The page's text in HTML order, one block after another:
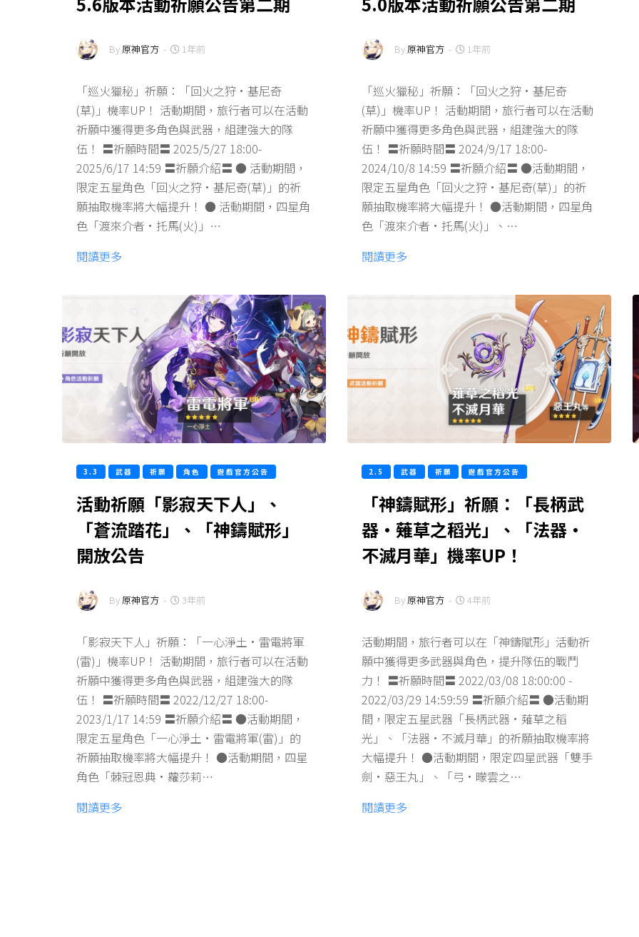
By原神官方 - 1年前
「巡火獵秘」祈願：「回火之狩·基尼奇
(草)」機率UP！ 活動期間，旅行者可以在活動
祈願中獲得更多角色與武器，組建強大的隊
伍！ 〓祈願時間〓 2025/5/27 18:00-
2025/6/17 14:59 〓祈願介紹〓 ● 活動期間，
限定五星角色「回火之狩·基尼奇(草)」的祈
願抽取機率將大幅提升！ ● 活動期間，四星角
色「渡來介者·托馬(火)」…
閱讀更多
By原神官方 - 1年前
「巡火獵秘」祈願：「回火之狩·基尼奇
(草)」機率UP！ 活動期間，旅行者可以在活動
祈願中獲得更多角色與武器，組建強大的隊
伍！ 〓祈願時間〓 2024/9/17 18:00-
2024/10/8 14:59 〓祈願介紹〓 ●活動期間，
限定五星角色「回火之狩·基尼奇(草)」的祈
願抽取機率將大幅提升！ ●活動期間，四星角
色「渡來介者·托馬(火)」、…
閱讀更多
3.3 武器 祈願 角色 遊戲官方公告
活動祈願「影寂天下人」、
「蒼流踏花」、「神鑄賦形」
開放公告
By原神官方 - 3年前
「影寂天下人」祈願：「一心淨土·雷電將軍
(雷)」機率UP！ 活動期間，旅行者可以在活動
祈願中獲得更多角色與武器，組建強大的隊
伍！ 〓祈願時間〓 2022/12/27 18:00-
2023/1/17 14:59 〓祈願介紹〓 ●活動期間，
限定五星角色「一心淨土·雷電將軍(雷)」的
祈願抽取機率將大幅提升！ ●活動期間，四星
角色「棘冠恩典·蘿莎莉…
閱讀更多
2.5 武器 祈願 遊戲官方公告
「神鑄賦形」祈願：「長柄武
器·薙草之稻光」、「法器·
不滅月華」機率UP！
By原神官方 - 4年前
活動期間，旅行者可以在「神鑄賦形」活動祈
願中獲得更多武器與角色，提升隊伍的戰鬥
力！ 〓祈願時間〓 2022/03/08 18:00:00 -
2022/03/29 14:59:59 〓祈願介紹〓 ●活動期
間，限定五星武器「長柄武器·薙草之稻
光」、「法器·不滅月華」的祈願抽取機率將
大幅提升！ ●活動期間，限定四星武器「雙手
劍·惡王丸」、「弓·曚雲之…
閱讀更多